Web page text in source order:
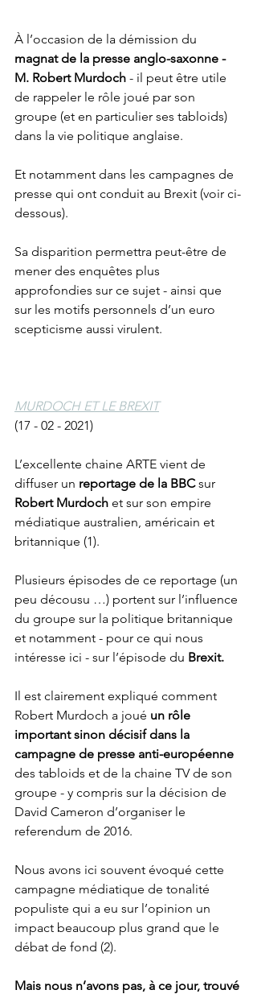
À l’occasion de la démission du
magnat de la presse anglo-saxonne -
M. Robert Murdoch - il peut être utile
de rappeler le rôle joué par son
groupe (et en particulier ses tabloids)
dans la vie politique anglaise.
Et notamment dans les campagnes de
presse qui ont conduit au Brexit (voir ci-
dessous).
Sa disparition permettra peut-être de
mener des enquêtes plus
approfondies sur ce sujet - ainsi que
sur les motifs personnels d’un euro
scepticisme aussi virulent.
MURDOCH ET LE BREXIT
(17 - 02 - 2021)
L’excellente chaine ARTE vient de
diffuser un reportage de la BBC sur
Robert Murdoch et sur son empire
médiatique australien, américain et
britannique (1).
Plusieurs épisodes de ce reportage (un
peu décousu …) portent sur l’influence
du groupe sur la politique britannique
et notamment - pour ce qui nous
intéresse ici - sur l’épisode du Brexit.
Il est clairement expliqué comment
Robert Murdoch a joué un rôle
important sinon décisif dans la
campagne de presse anti-européenne
des tabloids et de la chaine TV de son
groupe - y compris sur la décision de
David Cameron d’organiser le
referendum de 2016.
Nous avons ici souvent évoqué cette
campagne médiatique de tonalité
populiste qui a eu sur l’opinion un
impact beaucoup plus grand que le
débat de fond (2).
Mais nous n’avons pas, à ce jour, trouvé